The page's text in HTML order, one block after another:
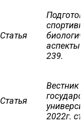
Статья
239.
Статья
Вестник
2022г.